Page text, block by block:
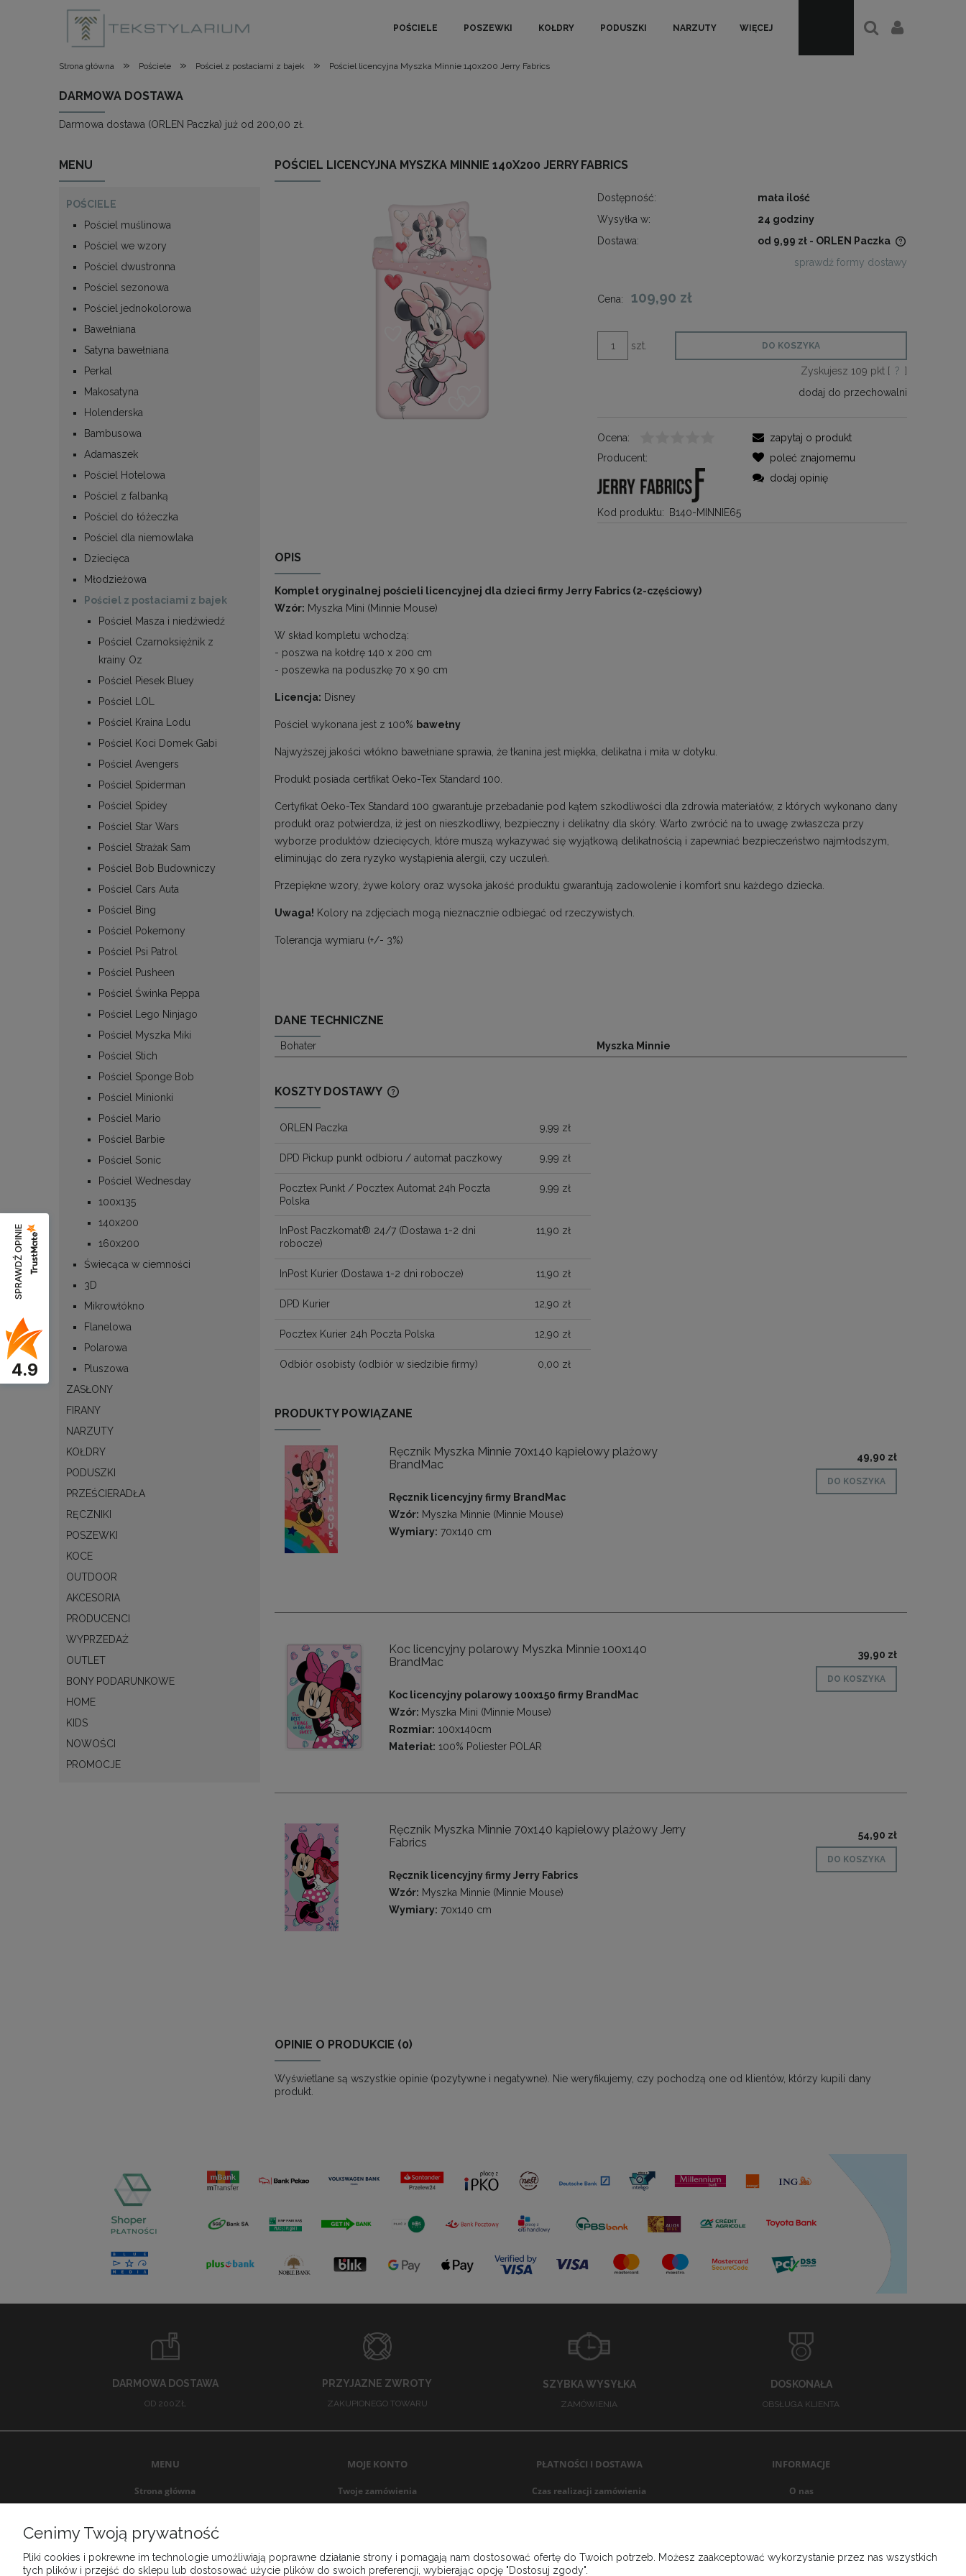
POŚCIELE POSZEWKI KOŁDRY PODUSZKI NARZUTY WIĘCEJ
Strona główna » Pościele » Pościel z postaciami z bajek » Pościel licencyjna Myszka Minnie 140x200 Jerry Fabrics
DARMOWA DOSTAWA
Darmowa dostawa (ORLEN Paczka) już od 200,00 zł.
MENU
POŚCIELE
Pościel muślinowa
Pościel we wzory
Pościel dwustronna
Pościel sezonowa
Pościel jednokolorowa
Bawełniana
Satyna bawełniana
Perkal
Makosatyna
Holenderska
Bambusowa
Adamaszek
Pościel Hotelowa
Pościel z falbanką
Pościel do łóżeczka
Pościel dla niemowlaka
Dziecięca
Młodzieżowa
Pościel z postaciami z bajek
Pościel Masza i niedźwiedź
Pościel Czarnoksiężnik z
krainy Oz
Pościel Piesek Bluey
Pościel LOL
Pościel Kraina Lodu
Pościel Koci Domek Gabi
Pościel Avengers
Pościel Spiderman
Pościel Spidey
Pościel Star Wars
Pościel Strażak Sam
Pościel Bob Budowniczy
Pościel Cars Auta
Pościel Bing
Pościel Pokemony
Pościel Psi Patrol
Pościel Pusheen
Pościel Świnka Peppa
Pościel Lego Ninjago
Pościel Myszka Miki
Pościel Stich
Pościel Sponge Bob
Pościel Minionki
Pościel Mario
Pościel Barbie
Pościel Sonic
Pościel Wednesday
100x135
140x200
160x200
Świecąca w ciemności
3D
Mikrowłókno
Flanelowa
Polarowa
Pluszowa
ZASŁONY
FIRANY
NARZUTY
KOŁDRY
PODUSZKI
PRZEŚCIERADŁA
RĘCZNIKI
POSZEWKI
KOCE
OUTDOOR
AKCESORIA
PRODUCENCI
WYPRZEDAŻ
OUTLET
BONY PODARUNKOWE
HOME
KIDS
NOWOŚCI
PROMOCJE
POŚCIEL LICENCYJNA MYSZKA MINNIE 140X200 JERRY FABRICS
Dostępność:
mała ilość
Wysyłka w:
24 godziny
Dostawa:
od 9,99 zł - ORLEN Paczka
sprawdź formy dostawy
Cena: 109,90 zł
szt. DO KOSZYKA
Zyskujesz 109 pkt [ ? ]
dodaj do przechowalni
Ocena:
Producent:
Kod produktu: B140-MINNIE65
zapytaj o produkt
poleć znajomemu
dodaj opinię
OPIS
Komplet oryginalnej pościeli licencyjnej dla dzieci firmy Jerry Fabrics (2-częściowy)
Wzór: Myszka Mini (Minnie Mouse)
W skład kompletu wchodzą:
- poszwa na kołdrę 140 x 200 cm
- poszewka na poduszkę 70 x 90 cm
Licencja: Disney
Pościel wykonana jest z 100% bawełny
Najwyższej jakości włókno bawełniane sprawia, że tkanina jest miękka, delikatna i miła w dotyku.
Produkt posiada certfikat Oeko-Tex Standard 100.
Certyfikat Oeko-Tex Standard 100 gwarantuje przebadanie pod kątem szkodliwości dla zdrowia materiałów, z których wykonano dany
produkt oraz potwierdza, iż jest on nieszkodliwy, bezpieczny i delikatny dla skóry. Warto zwrócić na to uwagę zwłaszcza przy
wyborze produktów dziecięcych, które muszą wykazywać się wyjątkową delikatnością i zapewniać bezpieczeństwo najmłodszym,
eliminując do zera ryzyko wystąpienia alergii, czy uczuleń.
Przepiękne wzory, żywe kolory oraz wysoka jakość produktu gwarantują zadowolenie i komfort snu każdego dziecka.
Uwaga! Kolory na zdjęciach mogą nieznacznie odbiegać od rzeczywistych.
Tolerancja wymiaru (+/- 3%)
DANE TECHNICZNE
Bohater Myszka Minnie
KOSZTY DOSTAWY
CENA NIE ZAWIERA EWENTUALNYCH
ORLEN Paczka 9,99 zł
DPD Pickup punkt odbioru / automat paczkowy 9,99 zł
Pocztex Punkt / Pocztex Automat 24h Poczta
Polska
9,99 zł
InPost Paczkomat® 24/7 (Dostawa 1-2 dni
robocze)
11,90 zł
InPost Kurier (Dostawa 1-2 dni robocze) 11,90 zł
DPD Kurier 12,90 zł
Pocztex Kurier 24h Poczta Polska 12,90 zł
Odbiór osobisty (odbiór w siedzibie firmy) 0,00 zł
PRODUKTY POWIĄZANE
Ręcznik Myszka Minnie 70x140 kąpielowy plażowy
BrandMac
Ręcznik licencyjny firmy BrandMac
Wzór: Myszka Minnie (Minnie Mouse)
Wymiary: 70x140 cm
49,90 zł
DO KOSZYKA
Koc licencyjny polarowy Myszka Minnie 100x140
BrandMac
Koc licencyjny polarowy 100x150 firmy BrandMac
Wzór: Myszka Mini (Minnie Mouse)
Rozmiar: 100x140cm
Materiał: 100% Poliester POLAR
39,90 zł
DO KOSZYKA
Ręcznik Myszka Minnie 70x140 kąpielowy plażowy Jerry
Fabrics
Ręcznik licencyjny firmy Jerry Fabrics
Wzór: Myszka Minnie (Minnie Mouse)
Wymiary: 70x140 cm
54,90 zł
DO KOSZYKA
OPINIE O PRODUKCIE (0)
Wyświetlane są wszystkie opinie (pozytywne i negatywne). Nie weryfikujemy, czy pochodzą one od klientów, którzy kupili dany
produkt.
DARMOWA DOSTAWA
OD 200ZŁ
PRZYJAZNE ZWROTY
ZAKUPIONEGO TOWARU
SZYBKA WYSYŁKA
ZAMÓWIENIA
DOSKONAŁA
OBSŁUGA KLIENTA
MENU
Strona główna
Nowości
Producenci
Outlet
MOJE KONTO
Twoje zamówienia
PŁATNOŚCI I DOSTAWA
Czas realizacji zamówienia
INFORMACJE
O nas
Kontakt
SPRAWDŹ OPINIE
4.9
Cenimy Twoją prywatność
Pliki cookies i pokrewne im technologie umożliwiają poprawne działanie strony i pomagają nam dostosować ofertę do Twoich potrzeb. Możesz zaakceptować wykorzystanie przez nas wszystkich
tych plików i przejść do sklepu lub dostosować użycie plików do swoich preferencji, wybierając opcję "Dostosuj zgody".